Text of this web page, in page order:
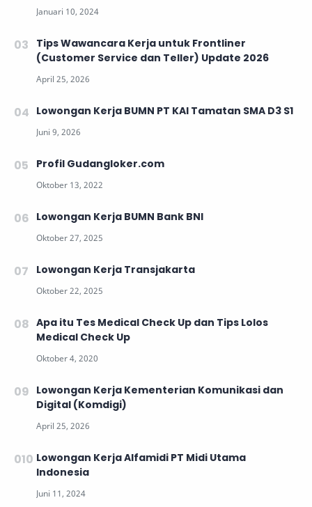
Tips Wawancara Kerja untuk Frontliner
(Customer Service dan Teller) Update 2026
Lowongan Kerja BUMN PT KAI Tamatan SMA D3 S1
Profil Gudangloker.com
Lowongan Kerja BUMN Bank BNI
Lowongan Kerja Transjakarta
Apa itu Tes Medical Check Up dan Tips Lolos
Medical Check Up
Lowongan Kerja Kementerian Komunikasi dan
Digital (Komdigi)
Lowongan Kerja Alfamidi PT Midi Utama
Indonesia